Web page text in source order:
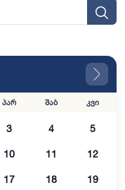
პარ შაბ კვი
3 4 5
10 11 12
17 18 19